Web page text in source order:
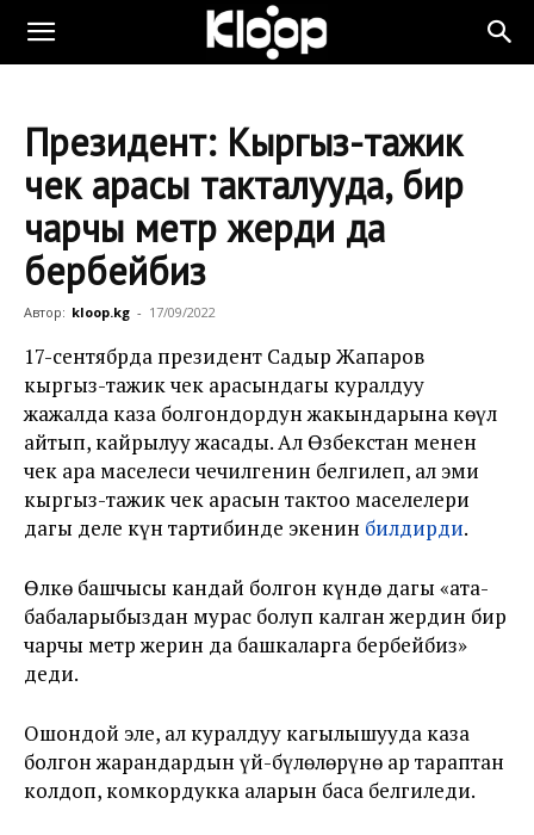
Президент: Кыргыз-тажик
чек арасы такталууда, бир
чарчы метр жерди да
бербейбиз
Автор: kloop.kg - 17/09/2022
17-сентябрда президент Садыр Жапаров
кыргыз-тажик чек арасындагы куралдуу
жаңжалда каза болгондордун жакындарына көңүл
айтып, кайрылуу жасады. Ал Өзбекстан менен
чек ара маселеси чечилгенин белгилеп, ал эми
кыргыз-тажик чек арасын тактоо маселелери
дагы деле күн тартибинде экенин билдирди.
Өлкө башчысы кандай болгон күндө дагы «ата-
бабаларыбыздан мурас болуп калган жердин бир
чарчы метр жерин да башкаларга бербейбиз»
деди.
Ошондой эле, ал куралдуу кагылышууда каза
болгон жарандардын үй-бүлөлөрүнө ар тараптан
колдоп, комкордукка аларын баса белгиледи.